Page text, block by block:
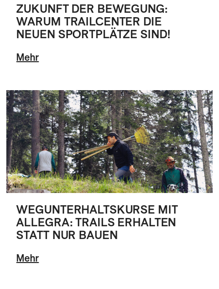
ZUKUNFT DER BEWEGUNG:
WARUM TRAILCENTER DIE
NEUEN SPORTPLÄTZE SIND!
Mehr
WEGUNTERHALTSKURSE MIT
ALLEGRA: TRAILS ERHALTEN
STATT NUR BAUEN
Mehr